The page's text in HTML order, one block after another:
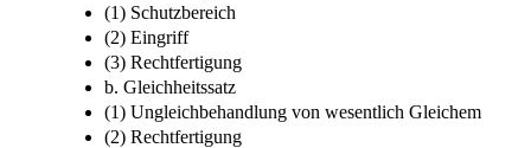
(1) Schutzbereich
(2) Eingriff
(3) Rechtfertigung
b. Gleichheitssatz
(1) Ungleichbehandlung von wesentlich Gleichem
(2) Rechtfertigung